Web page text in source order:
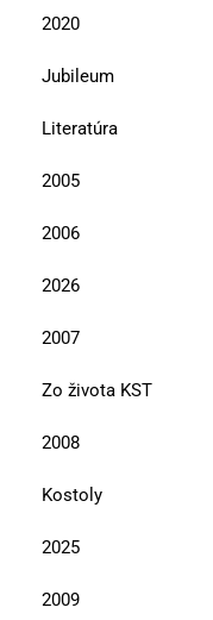
2020
Jubileum
Literatúra
2005
2006
2026
2007
Zo života KST
2008
Kostoly
2025
2009